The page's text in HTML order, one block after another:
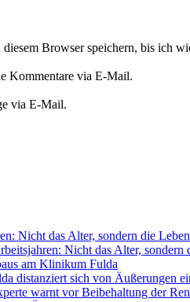
Browser speichern, bis ich
Kommentare via E-Mail.
via E-Mail.
Nicht das Alter, sondern die
Nicht das Alter, sondern
am Klinikum Fulda
distanziert sich von Äußerungen
warnt vor Beibehaltung der